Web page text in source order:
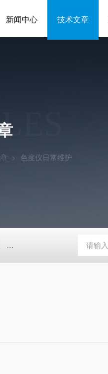
新闻中心 技术文章
色度仪日常维护
ZB-NPY1600/5600耐破度仪